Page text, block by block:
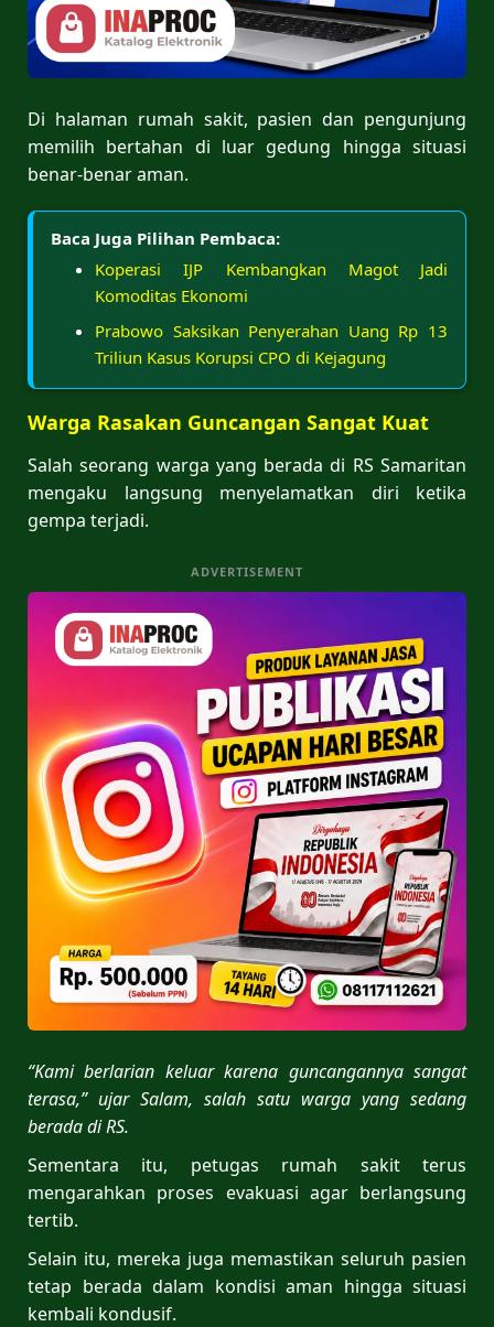
Di halaman rumah sakit, pasien dan pengunjung
memilih bertahan di luar gedung hingga situasi
benar-benar aman.
Baca Juga Pilihan Pembaca:
Koperasi IJP Kembangkan Magot Jadi
Komoditas Ekonomi
Prabowo Saksikan Penyerahan Uang Rp 13
Triliun Kasus Korupsi CPO di Kejagung
Warga Rasakan Guncangan Sangat Kuat
Salah seorang warga yang berada di RS Samaritan
mengaku langsung menyelamatkan diri ketika
gempa terjadi.
ADVERTISEMENT
“Kami berlarian keluar karena guncangannya sangat
terasa,” ujar Salam, salah satu warga yang sedang
berada di RS.
Sementara itu, petugas rumah sakit terus
mengarahkan proses evakuasi agar berlangsung
tertib.
Selain itu, mereka juga memastikan seluruh pasien
tetap berada dalam kondisi aman hingga situasi
kembali kondusif.